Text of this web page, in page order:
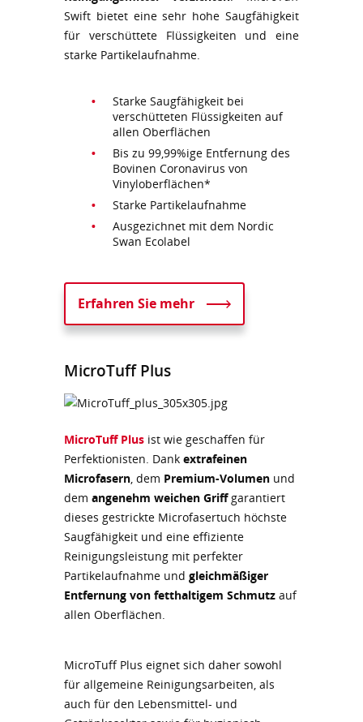
Swift bietet eine sehr hohe Saugfähigkeit
für verschüttete Flüssigkeiten und eine
starke Partikelaufnahme.
Starke Saugfähigkeit bei
verschütteten Flüssigkeiten auf
allen Oberflächen
Bis zu 99,99%ige Entfernung des
Bovinen Coronavirus von
Vinyloberflächen*
Starke Partikelaufnahme
Ausgezichnet mit dem Nordic
Swan Ecolabel
Erfahren Sie mehr
MicroTuff Plus
MicroTuff Plus ist wie geschaffen für
Perfektionisten. Dank extrafeinen
Microfasern, dem Premium-Volumen und
dem angenehm weichen Griffgarantiert
dieses gestrickte Microfasertuch höchste
Saugfähigkeit und eine effiziente
Reinigungsleistung mit perfekter
Partikelaufnahme und gleichmäßiger
Entfernung von fetthaltigem Schmutz auf
allen Oberflächen.
MicroTuff Plus eignet sich daher sowohl
für allgemeine Reinigungsarbeiten, als
auch für den Lebensmittel- und